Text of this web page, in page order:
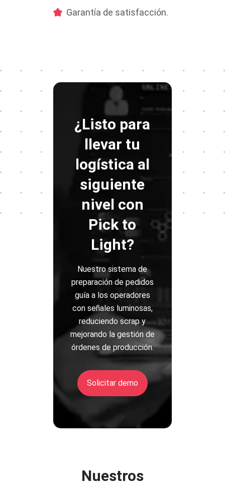
Garantía de satisfacción.
¿Listo para
llevar tu
logística al
siguiente
nivel con
Pick to
Light?
Nuestro sistema de
preparación de pedidos
guía a los operadores
con señales luminosas,
reduciendo scrap y
mejorando la gestión de
órdenes de producción.
Solicitar demo
Nuestros